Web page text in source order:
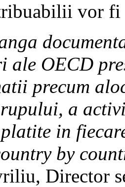
vor fi
ale OECD
precum
a
in
by
Director